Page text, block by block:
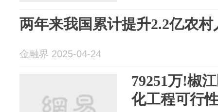
两年来我国累计提升2.2亿农
金融界 2025-04-24
79251万!椒
化工程可行